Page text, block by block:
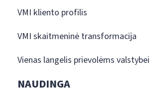
VMI kliento profilis
VMI skaitmeninė transformacija
Vienas langelis prievolėms
NAUDINGA